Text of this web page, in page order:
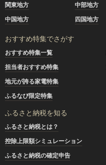
関東地方
中部地方
中国地方
四国地方
おすすめ特集でさがす
おすすめ特集一覧
担当者おすすめ特集
地元が誇る家電特集
ふるなび限定特集
ふるさと納税を知る
ふるさと納税とは？
控除上限額シミュレーション
ふるさと納税の確定申告